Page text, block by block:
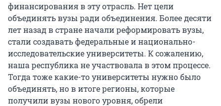
финансирования в эту отрасль. Нет цели
объединять вузы ради объединения. Более десяти
лет назад в стране начали реформировать вузы,
стали создавать федеральные и национально-
исследовательские университеты. К сожалению,
наша республика не участвовала в этом процессе.
Тогда тоже какие-то университеты нужно было
объединять, но в итоге регионы, которые
получили вузы нового уровня, обрели